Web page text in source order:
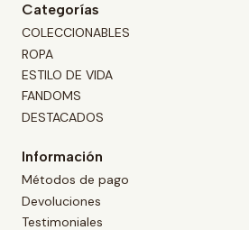
Categorías
COLECCIONABLES
ROPA
ESTILO DE VIDA
FANDOMS
DESTACADOS
Información
Métodos de pago
Devoluciones
Testimoniales